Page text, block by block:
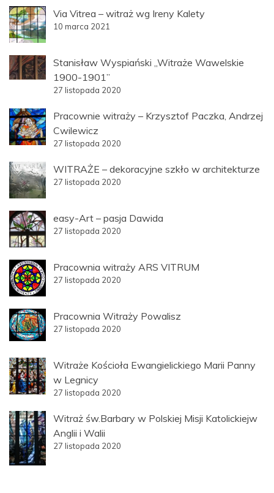
Via Vitrea – witraż wg Ireny Kalety
10 marca 2021
Stanisław Wyspiański „Witraże Wawelskie
1900-1901”
27 listopada 2020
Pracownie witraży – Krzysztof Paczka, Andrzej
Cwilewicz
27 listopada 2020
WITRAŻE – dekoracyjne szkło w architekturze
27 listopada 2020
easy-Art – pasja Dawida
27 listopada 2020
Pracownia witraży ARS VITRUM
27 listopada 2020
Pracownia Witraży Powalisz
27 listopada 2020
Witraże Kościoła Ewangielickiego Marii Panny
w Legnicy
27 listopada 2020
Witraż św.Barbary w Polskiej Misji Katolickiejw
Anglii i Walii
27 listopada 2020